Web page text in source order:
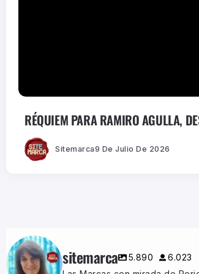
RÉQUIEM PARA RAMIRO AGULLA,
Sitemarca9 De Julio De 2026
sitemarca 5.890
6.023